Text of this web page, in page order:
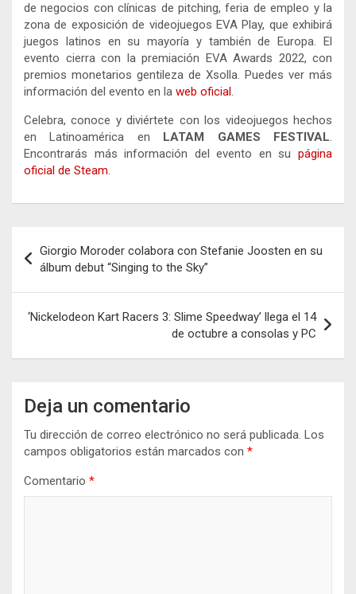
de negocios con clínicas de pitching, feria de empleo y la
zona de exposición de videojuegos EVA Play, que exhibirá
juegos latinos en su mayoría y también de Europa. El
evento cierra con la premiación EVA Awards 2022, con
premios monetarios gentileza de Xsolla. Puedes ver más
información del evento en la web oficial.
Celebra, conoce y diviértete con los videojuegos hechos
en Latinoamérica en
LATAM GAMES FESTIVAL.
Encontrarás más información del evento en su página
oficial de Steam.
de
entradas
Giorgio Moroder colabora con Stefanie Joosten en su
álbum debut “Singing to the Sky”
‘Nickelodeon Kart Racers 3: Slime Speedway’ llega el 14
de octubre a consolas y PC
Deja un comentario
Tu dirección de correo electrónico no será publicada. Los
campos obligatorios están marcados con *
Comentario *